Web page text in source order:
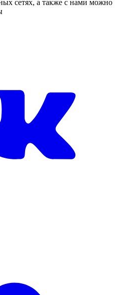
сетях, а также с нами можно